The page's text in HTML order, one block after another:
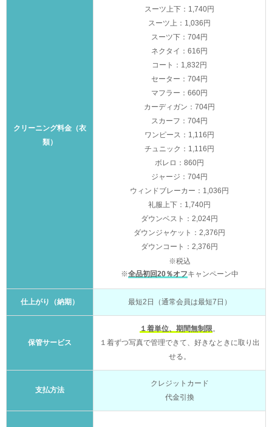
クリーニング料金（衣
類）
スーツ上下：1,740円
スーツ上：1,036円
スーツ下：704円
ネクタイ：616円
コート：1,832円
セーター：704円
マフラー：660円
カーディガン：704円
スカーフ：704円
ワンピース：1,116円
チュニック：1,116円
ボレロ：860円
ジャージ：704円
ウィンドブレーカー：1,036円
礼服上下：1,740円
ダウンベスト：2,024円
ダウンジャケット：2,376円
ダウンコート：2,376円
※税込
※全品初回20％オフキャンペーン中
仕上がり（納期） 最短2日（通常会員は最短7日）
保管サービス
１着単位、期間無制限 。
１着ずつ写真で管理できて、好きなときに取り出
せる。
支払方法
クレジットカード
代金引換